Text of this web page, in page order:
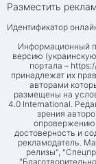
Разместить
Идентификатор
Информационный
версию
портала –
принадлежат их
авторами
размещены на
4.0 International.
зрения
опровержению
достоверность и
рекламодатель.
релизы",